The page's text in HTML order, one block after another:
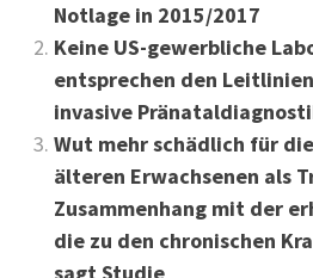
Notlage in 2015/2017
Keine US-gewerbliche
entsprechen den
invasive
Wut mehr schädlich für
älteren Erwachsenen als
Zusammenhang mit der
die zu den chronischen